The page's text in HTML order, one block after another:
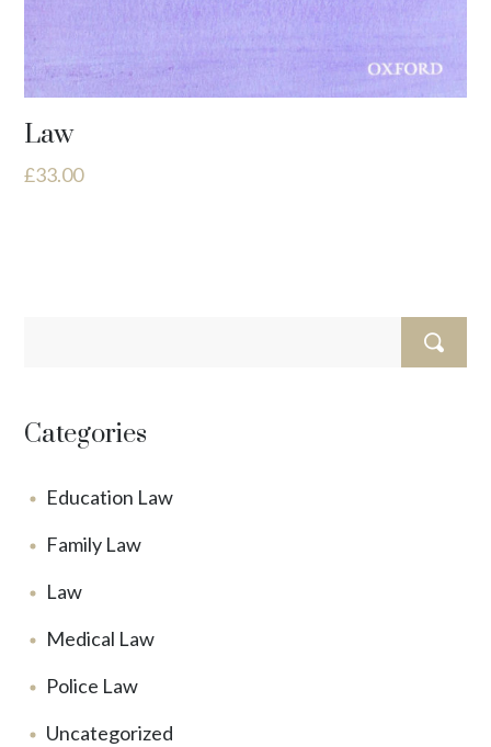
Law
£33.00
Categories
Education Law
Family Law
Law
Medical Law
Police Law
Uncategorized